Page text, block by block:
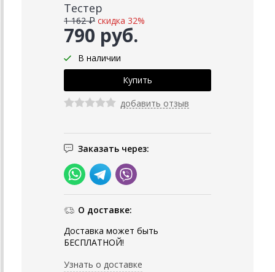
Тестер
790 руб.
1 162 ₽ скидка 32%
В наличии
добавить отзыв
Заказать через:
О доставке:
Доставка может быть
БЕСПЛАТНОЙ!
Узнать о доставке